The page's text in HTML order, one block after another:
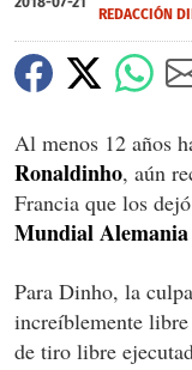
REDACCIÓN
Al menos 12 años
Ronaldinho, aún
Francia que los
Mundial Alemania
Para Dinho, la
increíblemente
de tiro libre